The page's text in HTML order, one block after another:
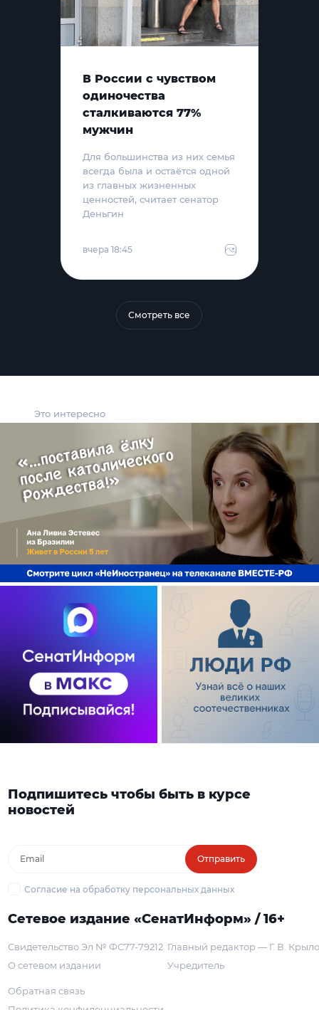
Это интересно
В России с чувством
одиночества
сталкиваются 77%
мужчин
Для большинства из них семья
всегда была и остаётся одной
из главных жизненных
ценностей, считает сенатор
Деньгин
вчера 18:45
Смотреть все
Подпишитесь чтобы быть в курсе
новостей
Отправить
Согласие на обработку персональных данных
Сетевое издание «СенатИнформ» / 16+
Свидетельство Эл № ФС77-79212
О сетевом издании
Главный редактор — Г. В.
Учредитель
Обратная связь